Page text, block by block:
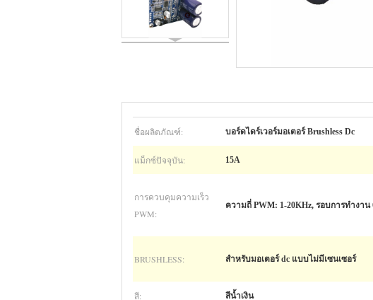
ชื่อผลิตภัณฑ์: บอร์ดไดร์เวอร์มอเตอร์ Brushless Dc
แม็กซ์ปัจจุบัน: 15A
การควบคุมความเร็ว
PWM:
ความถี่ PWM: 1-20KHz, รอบการทำงาน
BRUSHLESS: สำหรับมอเตอร์ dc แบบไม่มีเซนเซอร์
สี: สีน้ำเงิน